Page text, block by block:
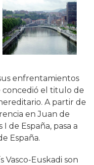
enfrentamientos
concedió el titulo de
A partir de
en Juan de
de España, pasa a
España.
Vasco-Euskadi son